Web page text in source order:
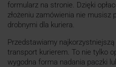
formularz na stronie. Dzięki
złożeniu zamówienia nie
drobnymi dla kuriera.
Przedstawiamy
transport kurierem. To nie tylko
wygodna forma nadania paczki